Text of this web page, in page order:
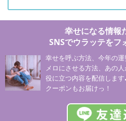
幸せになる情報
SNSでウラッテをフ
幸せを呼ぶ方法、今年の
メロにさせる方法、あの
役に立つ内容を配信しま
クーポンもお届けっ！